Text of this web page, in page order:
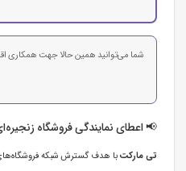
شما می‌توانید همین حالا جهت همکاری
📢 اعطای نمایندگی فروشگاه
تی مارکتبا هدف گسترش شبکه